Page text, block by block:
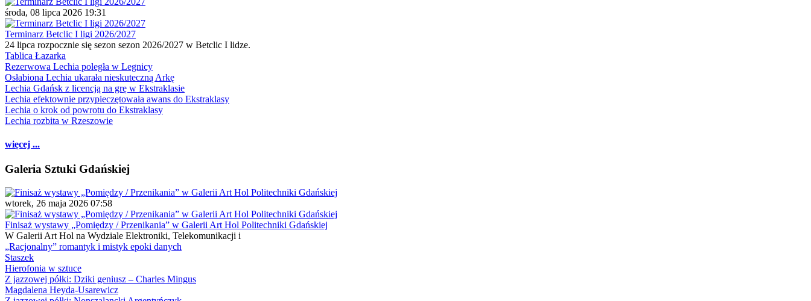
środa, 08 lipca 2026 19:31
Terminarz Betclic I ligi 2026/2027
24 lipca rozpocznie się sezon sezon 2026/2027 w Betclic I lidze.
Tablica Łazarka
Rezerwowa Lechia poległa w Legnicy
Osłabiona Lechia ukarała nieskuteczną Arkę
Lechia Gdańsk z licencją na grę w Ekstraklasie
Lechia efektownie przypieczętowała awans do Ekstraklasy
Lechia o krok od powrotu do Ekstraklasy
Lechia rozbita w Rzeszowie
więcej ...
Galeria Sztuki Gdańskiej
wtorek, 26 maja 2026 07:58
Finisaż wystawy „Pomiędzy / Przenikania” w Galerii Art Hol Politechniki Gdańskiej
W Galerii Art Hol na Wydziale Elektroniki, Telekomunikacji i
„Racjonalny” romantyk i mistyk epoki danych
Staszek
Hierofonia w sztuce
Z jazzowej półki: Dziki geniusz – Charles Mingus
Magdalena Heyda-Usarewicz